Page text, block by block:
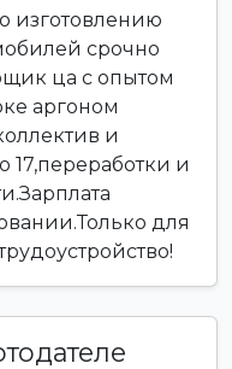
изготовлению
срочно
ца с опытом
аргоном
и
17,переработки и
для